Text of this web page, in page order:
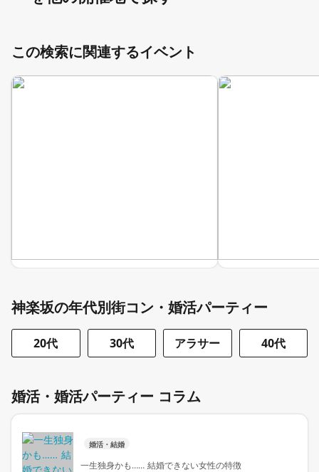
この検索に関連するイベント
神楽坂の年代別街コン・婚活パーティー
20代 30代 アラサー 40代
婚活・婚活パーティー コラム
婚活・結婚
一生独身かも…… 結婚できない女性の特徴